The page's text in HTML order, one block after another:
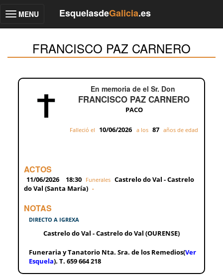
Toggle
MENU EsquelasdeGalicia.es
FRANCISCO PAZ CARNERO
En memoria de el Sr. Don
FRANCISCO PAZ CARNERO
PACO
Falleció el 10/06/2026 a los 87 años de edad
ACTOS
11/06/2026 18:30 Funerales Castrelo do Val - Castrelo
do Val (Santa María) -
NOTAS
DIRECTO A IGREXA
Castrelo do Val - Castrelo do Val (OURENSE)
Funeraria y Tanatorio Nta. Sra. de los Remedios(Ver
Esquela). T. 659 664 218